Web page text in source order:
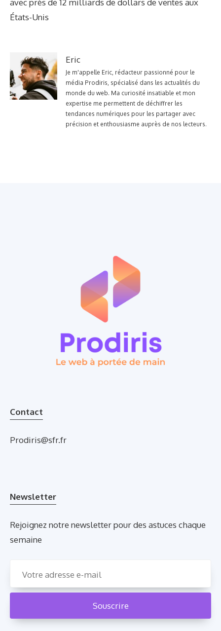
avec près de 12 milliards de dollars de ventes aux
États-Unis
Eric
Je m'appelle Eric, rédacteur passionné pour le
média Prodiris, spécialisé dans les actualités du
monde du web. Ma curiosité insatiable et mon
expertise me permettent de déchiffrer les
tendances numériques pour les partager avec
précision et enthousiasme auprès de nos lecteurs.
Contact
Prodiris@sfr.fr
Newsletter
Rejoignez notre newsletter pour des astuces chaque
semaine